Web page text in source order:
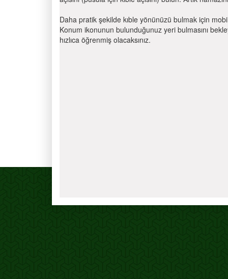
Daha pratik şekilde kıble yönünüzü bulmak için
Konum ikonunun bulunduğunuz yeri bulmasını
hızlıca öğrenmiş olacaksınız.